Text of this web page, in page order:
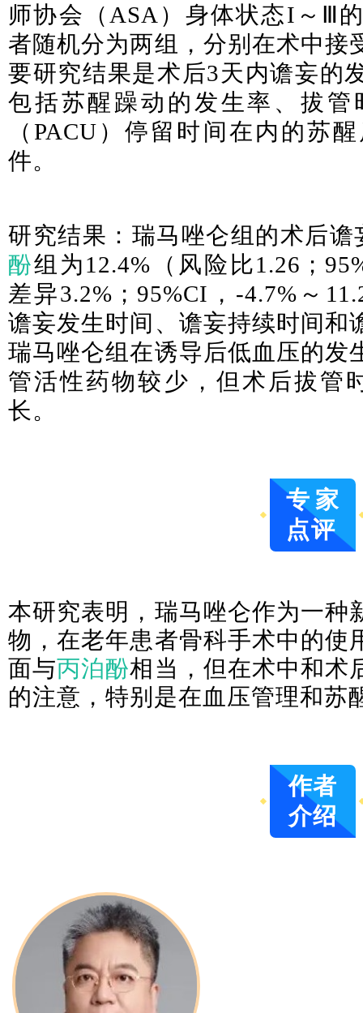
师协会（ASA）身体状态I～Ⅲ
者随机分为两组，分别在术中接
要研究结果是术后3天内谵妄的
包括苏醒躁动的发生率、拔
（PACU）停留时间在内的苏
件。
研究结果：瑞马唑仑组的术后谵
酚组为12.4%（风险比1.26；
差异3.2%；95%CI，-4.7%～
谵妄发生时间、谵妄持续时间和
瑞马唑仑组在诱导后低血压的发
管活性药物较少，但术后拔管
长。
专家
点评
本研究表明，瑞马唑仑作为一种
物，在老年患者骨科手术中的使
面与丙泊酚相当，但在术中和术
的注意，特别是在血压管理和苏
作者
介绍